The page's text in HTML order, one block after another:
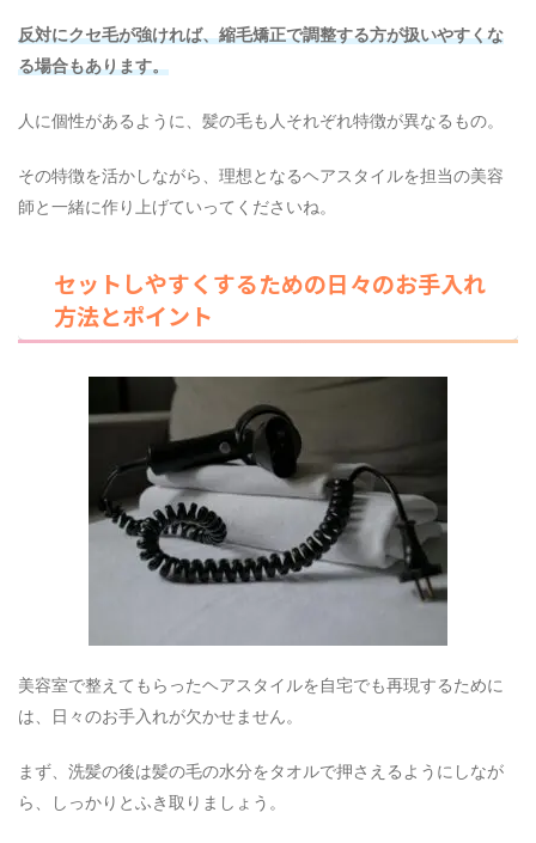
反対にクセ毛が強ければ、縮毛矯正で調整する方が扱いやすくな
る場合もあります。
人に個性があるように、髪の毛も人それぞれ特徴が異なるもの。
その特徴を活かしながら、理想となるヘアスタイルを担当の美容
師と一緒に作り上げていってくださいね。
セットしやすくするための日々のお手入れ
方法とポイント
美容室で整えてもらったヘアスタイルを自宅でも再現するために
は、日々のお手入れが欠かせません。
まず、洗髪の後は髪の毛の水分をタオルで押さえるようにしなが
ら、しっかりとふき取りましょう。